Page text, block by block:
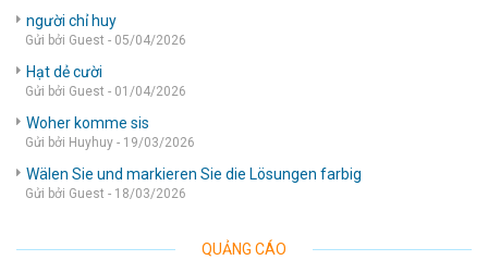
người chỉ huy
Gửi bởi Guest - 05/04/2026
Hạt dẻ cười
Gửi bởi Guest - 01/04/2026
Woher komme sis
Gửi bởi Huyhuy - 19/03/2026
Wälen Sie und markieren Sie die Lösungen farbig
Gửi bởi Guest - 18/03/2026
QUẢNG CÁO